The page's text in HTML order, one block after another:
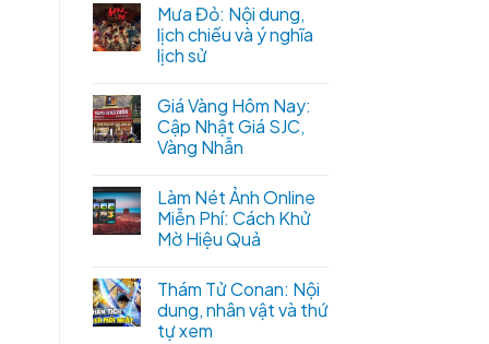
Mưa Đỏ: Nội dung,
lịch chiếu và ý nghĩa
lịch sử
Giá Vàng Hôm Nay:
Cập Nhật Giá SJC,
Vàng Nhẫn
Làm Nét Ảnh Online
Miễn Phí: Cách Khử
Mờ Hiệu Quả
Thám Tử Conan: Nội
dung, nhân vật và thứ
tự xem